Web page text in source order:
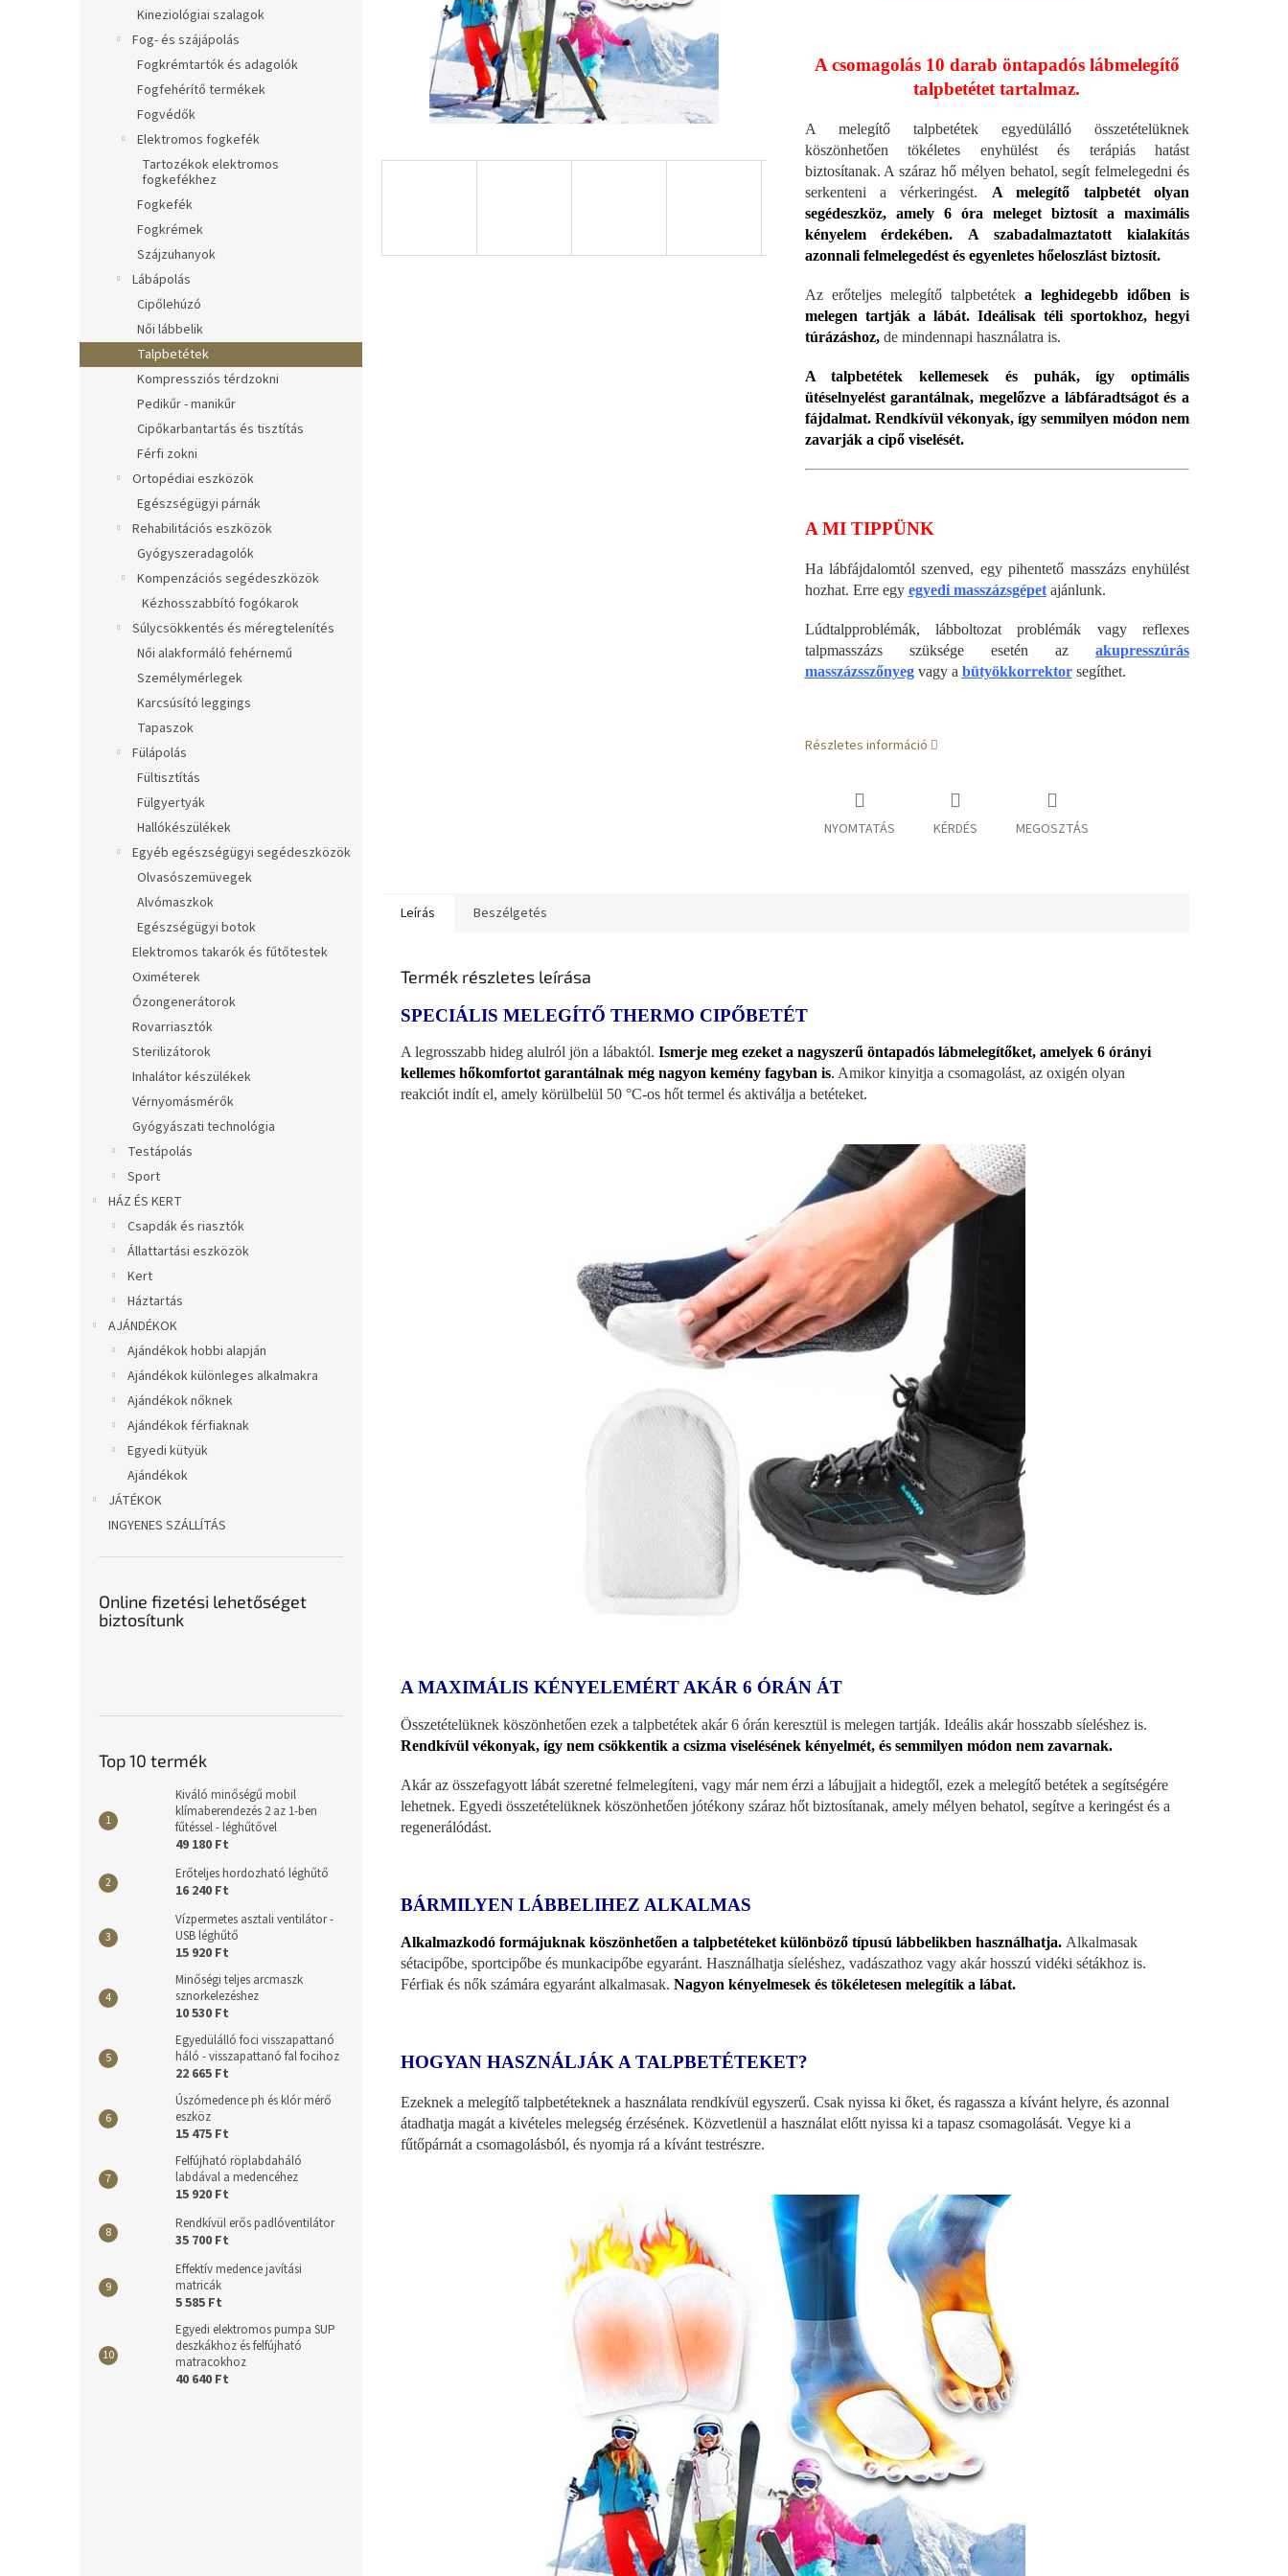
Kineziológiai szalagok
Fog- és szájápolás
Fogkrémtartók és adagolók
Fogfehérítő termékek
Fogvédők
Elektromos fogkefék
Tartozékok elektromos
fogkefékhez
Fogkefék
Fogkrémek
Szájzuhanyok
Lábápolás
Cipőlehúzó
Női lábbelik
Talpbetétek
Kompressziós térdzokni
Pedikűr - manikűr
Cipőkarbantartás és tisztítás
Férfi zokni
Ortopédiai eszközök
Egészségügyi párnák
Rehabilitációs eszközök
Gyógyszeradagolók
Kompenzációs segédeszközök
Kézhosszabbító fogókarok
Súlycsökkentés és méregtelenítés
Női alakformáló fehérnemű
Személymérlegek
Karcsúsító leggings
Tapaszok
Fülápolás
Fültisztítás
Fülgyertyák
Hallókészülékek
Egyéb egészségügyi segédeszközök
Olvasószemüvegek
Alvómaszkok
Egészségügyi botok
Elektromos takarók és fűtőtestek
Oximéterek
Ózongenerátorok
Rovarriasztók
Sterilizátorok
Inhalátor készülékek
Vérnyomásmérők
Gyógyászati technológia
Testápolás
Sport
HÁZ ÉS KERT
Csapdák és riasztók
Állattartási eszközök
Kert
Háztartás
AJÁNDÉKOK
Ajándékok hobbi alapján
Ajándékok különleges alkalmakra
Ajándékok nőknek
Ajándékok férfiaknak
Egyedi kütyük
Ajándékok
JÁTÉKOK
INGYENES SZÁLLÍTÁS
Online fizetési lehetőséget
biztosítunk
Top 10 termék
Kiváló minőségű mobil
klímaberendezés 2 az 1-ben
fűtéssel - léghűtővel
49 180 Ft
Erőteljes hordozható léghűtő
16 240 Ft
Vízpermetes asztali ventilátor -
USB léghűtő
15 920 Ft
Minőségi teljes arcmaszk
sznorkelezéshez
10 530 Ft
Egyedülálló foci visszapattanó
háló - visszapattanó fal focihoz
22 665 Ft
Úszómedence ph és klór mérő
eszköz
15 475 Ft
Felfújható röplabdaháló
labdával a medencéhez
15 920 Ft
Rendkívül erős padlóventilátor
35 700 Ft
Effektív medence javítási
matricák
5 585 Ft
Egyedi elektromos pumpa SUP
deszkákhoz és felfújható
matracokhoz
40 640 Ft
A csomagolás 10 darab öntapadós lábmelegítő
talpbetétet tartalmaz.
A melegítő talpbetétek egyedülálló összetételüknek
köszönhetően tökéletes enyhülést és terápiás hatást
biztosítanak. A száraz hő mélyen behatol, segít felmelegedni és
serkenteni a vérkeringést. A melegítő talpbetét olyan
segédeszköz, amely 6 óra meleget biztosít a maximális
kényelem érdekében.
A szabadalmaztatott kialakítás
azonnali felmelegedést és egyenletes hőeloszlást biztosít.
Az erőteljes melegítő talpbetétek a leghidegebb időben is
melegen tartják a lábát. Ideálisak téli sportokhoz, hegyi
túrázáshoz, de mindennapi használatra is.
A talpbetétek kellemesek és puhák, így optimális
ütéselnyelést garantálnak, megelőzve a lábfáradtságot és a
fájdalmat. Rendkívül vékonyak, így semmilyen módon nem
zavarják a cipő viselését.
A MI TIPPÜNK
Ha lábfájdalomtól szenved, egy pihentető masszázs enyhülést
hozhat. Erre egy egyedi masszázsgépetajánlunk.
Lúdtalpproblémák, lábboltozat problémák vagy reflexes
talpmasszázs szüksége esetén az akupresszúrás
masszázsszőnyegvagy a bütyökkorrektorsegíthet.
Részletes információ
NYOMTATÁS KÉRDÉS MEGOSZTÁS
Leírás Beszélgetés
Termék részletes leírása
SPECIÁLIS MELEGÍTŐ THERMO CIPŐBETÉT
A legrosszabb hideg alulról jön a lábaktól. Ismerje meg ezeket a nagyszerű öntapadós lábmelegítőket, amelyek 6 órányi
kellemes hőkomfortot garantálnak még nagyon kemény fagyban is. Amikor kinyitja a csomagolást, az oxigén olyan
reakciót indít el, amely körülbelül 50 °C-os hőt termel és aktiválja a betéteket.
A MAXIMÁLIS KÉNYELEMÉRT AKÁR 6 ÓRÁN ÁT
Összetételüknek köszönhetően ezek a talpbetétek akár 6 órán keresztül is melegen tartják. Ideális akár hosszabb síeléshez is.
Rendkívül vékonyak, így nem csökkentik a csizma viselésének kényelmét, és semmilyen módon nem zavarnak.
Akár az összefagyott lábát szeretné felmelegíteni, vagy már nem érzi a lábujjait a hidegtől, ezek a melegítő betétek a segítségére
lehetnek. Egyedi összetételüknek köszönhetően jótékony száraz hőt biztosítanak, amely mélyen behatol, segítve a keringést és a
regenerálódást.
BÁRMILYEN LÁBBELIHEZ ALKALMAS
Alkalmazkodó formájuknak köszönhetően a talpbetéteket különböző típusú lábbelikben használhatja. Alkalmasak
sétacipőbe, sportcipőbe és munkacipőbe egyaránt. Használhatja síeléshez, vadászathoz vagy akár hosszú vidéki sétákhoz is.
Férfiak és nők számára egyaránt alkalmasak. Nagyon kényelmesek és tökéletesen melegítik a lábat.
HOGYAN HASZNÁLJÁK A TALPBETÉTEKET?
Ezeknek a melegítő talpbetéteknek a használata rendkívül egyszerű. Csak nyissa ki őket, és ragassza a kívánt helyre, és azonnal
átadhatja magát a kivételes melegség érzésének. Közvetlenül a használat előtt nyissa ki a tapasz csomagolását. Vegye ki a
fűtőpárnát a csomagolásból, és nyomja rá a kívánt testrészre.